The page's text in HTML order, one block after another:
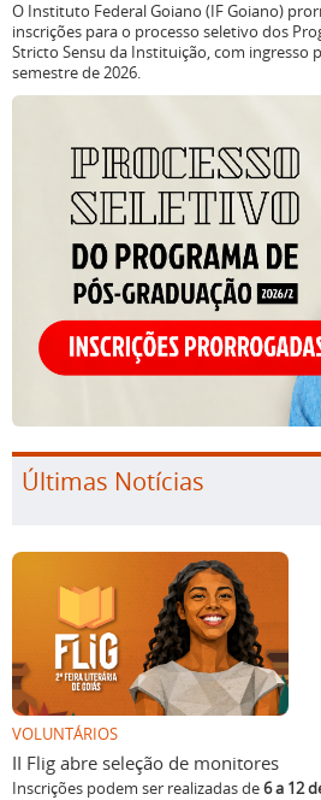
O Instituto Federal Goiano (IF Goiano)
inscrições para o processo seletivo dos
Stricto Sensu da Instituição, com ingresso
semestre de 2026.
Últimas Notícias
VOLUNTÁRIOS
II Flig abre seleção de monitores
Inscrições podem ser realizadas de6 a 12